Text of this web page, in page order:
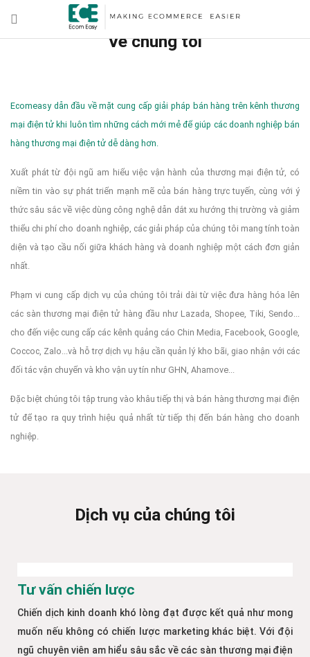
Về chúng tôi
Ecomeasy dẫn đầu về mặt cung cấp giải pháp bán hàng trên kênh thương
mại điện tử khi luôn tìm những cách mới mẻ để giúp các doanh nghiệp bán
hàng thương mại điện tử dễ dàng hơn.
Xuất phát từ đội ngũ am hiểu việc vận hành của thương mại điện tử, có
niềm tin vào sự phát triển mạnh mẽ của bán hàng trực tuyến, cùng với ý
thức sâu sắc về việc dùng công nghệ dẫn dắt xu hướng thị trường và giảm
thiểu chi phí cho doanh nghiệp, các giải pháp của chúng tôi mang tính toàn
diện và tạo cầu nối giữa khách hàng và doanh nghiệp một cách đơn giản
nhất.
Phạm vi cung cấp dịch vụ của chúng tôi trải dài từ việc đưa hàng hóa lên
các sàn thương mại điện tử hàng đầu như Lazada, Shopee, Tiki, Sendo...
cho đến việc cung cấp các kênh quảng cáo Chin Media, Facebook, Google,
Coccoc, Zalo...và hỗ trợ dịch vụ hậu cần quản lý kho bãi, giao nhận với các
đối tác vận chuyển và kho vận uy tín như GHN, Ahamove...
Đặc biệt chúng tôi tập trung vào khâu tiếp thị và bán hàng thương mại điện
tử để tạo ra quy trình hiệu quả nhất từ tiếp thị đến bán hàng cho doanh
nghiệp.
Dịch vụ của chúng tôi
Tư vấn chiến lược
Chiến dịch kinh doanh khó lòng đạt được kết quả như mong
muốn nếu không có chiến lược marketing khác biệt. Với đội
ngũ chuyên viên am hiểu sâu sắc về các sàn thương mại điện